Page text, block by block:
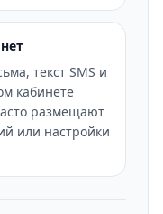
текст SMS и
кабинете
размещают
или настройки